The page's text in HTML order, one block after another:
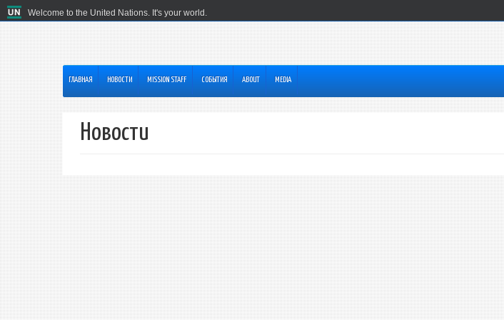
Welcome to the United Nations. It's your world.
ГЛАВНАЯ HОВОСТИ MISSION STAFF СОБЫТИЯ ABOUT MEDIA
Hовости